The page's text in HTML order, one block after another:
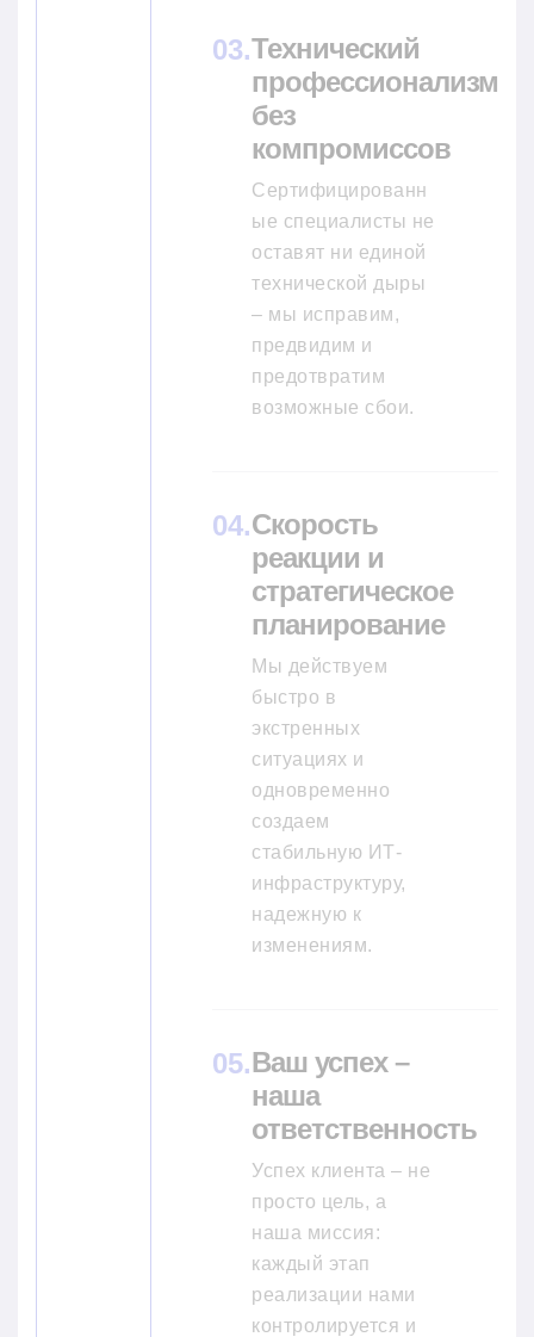
Технический
профессионализм
без
компромиссов
Сертифицированн
ые специалисты не
оставят ни единой
технической дыры
– мы исправим,
предвидим и
предотвратим
возможные сбои.
Скорость
реакции и
стратегическое
планирование
Мы действуем
быстро в
экстренных
ситуациях и
одновременно
создаем
стабильную ИТ-
инфраструктуру,
надежную к
изменениям.
Ваш успех –
наша
ответственность
Успех клиента – не
просто цель, а
наша миссия:
каждый этап
реализации нами
контролируется и